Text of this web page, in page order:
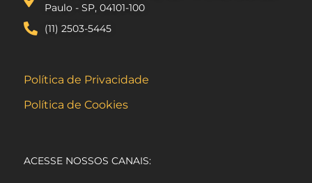
Paulo - SP, 04101-100
(11) 2503-5445
Política de Privacidade
Política de Cookies
ACESSE NOSSOS CANAIS: